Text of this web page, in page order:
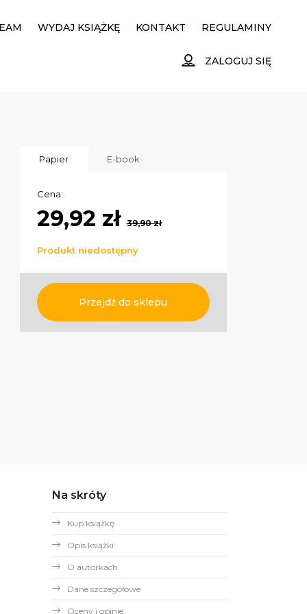
WYDAJ KSIĄŻKĘ KONTAKT REGULAMINY
ZALOGUJ SIĘ
Papier E-book
Cena:
29,92 zł39,90 zł
Produkt niedostępny
Przejdź do sklepu
Na skróty
Kup książkę
Opis książki
O autorkach
Dane szczegółowe
Oceny i opinie